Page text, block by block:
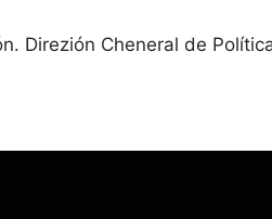
Direzión Cheneral de